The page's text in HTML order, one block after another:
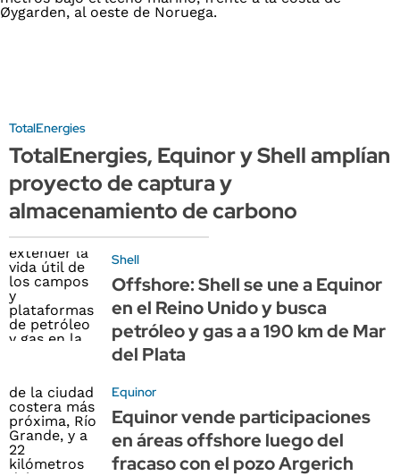
TotalEnergies
TotalEnergies, Equinor y Shell amplían
proyecto de captura y
almacenamiento de carbono
Shell
Offshore: Shell se une a Equinor
en el Reino Unido y busca
petróleo y gas a a 190 km de Mar
del Plata
Equinor
Equinor vende participaciones
en áreas offshore luego del
fracaso con el pozo Argerich